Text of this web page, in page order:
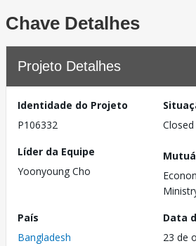
Chave Detalhes
Projeto Detalhes
Identidade do Projeto
P106332
Closed
Líder da Equipe
Yoonyoung Cho
País
Bangladesh
Data
23 de